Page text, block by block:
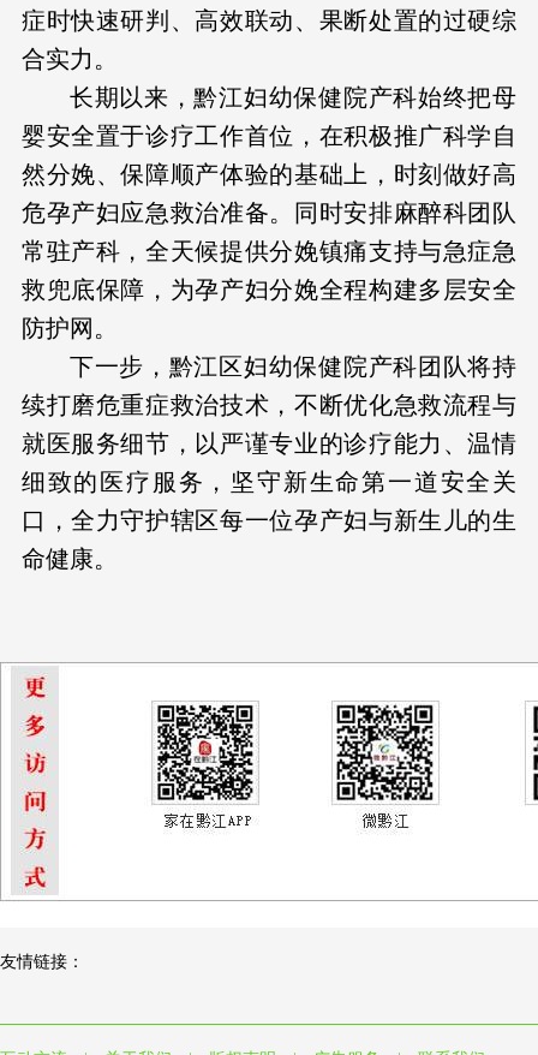
症时快速研判、高效联动、果断处置的过硬综
合实力。
长期以来，黔江妇幼保健院产科始终把母
婴安全置于诊疗工作首位，在积极推广科学自
然分娩、保障顺产体验的基础上，时刻做好高
危孕产妇应急救治准备。同时安排麻醉科团队
常驻产科，全天候提供分娩镇痛支持与急症急
救兜底保障，为孕产妇分娩全程构建多层安全
防护网。
下一步，黔江区妇幼保健院产科团队将持
续打磨危重症救治技术，不断优化急救流程与
就医服务细节，以严谨专业的诊疗能力、温情
细致的医疗服务，坚守新生命第一道安全关
口，全力守护辖区每一位孕产妇与新生儿的生
命健康。
友情链接：